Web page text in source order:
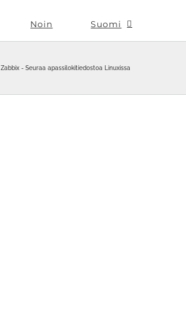
Noin Suomi
Zabbix - Seuraa apassilokitiedostoa Linuxissa